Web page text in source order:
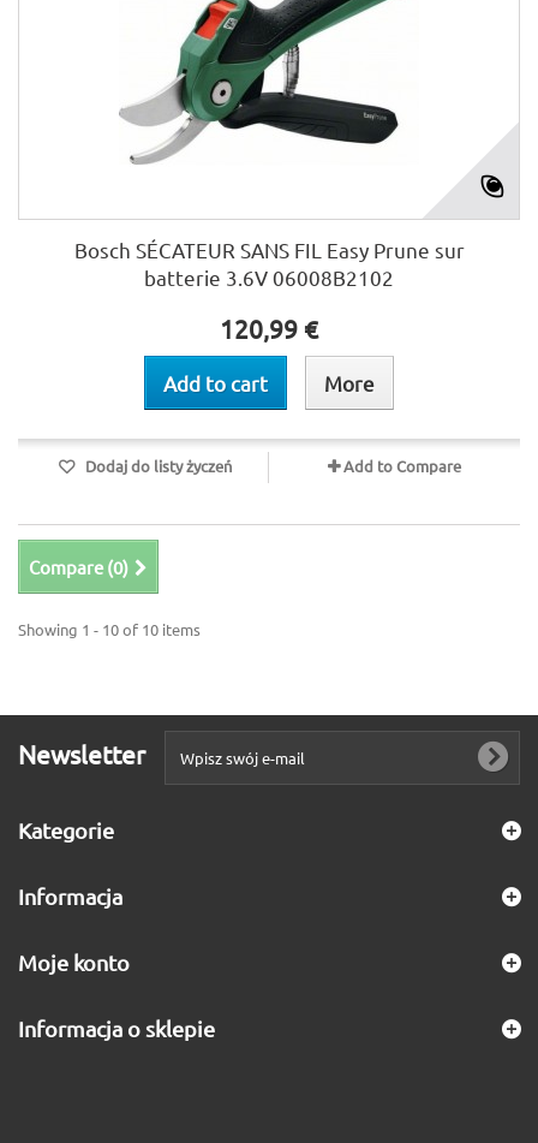
Bosch SÉCATEUR SANS FIL Easy Prune sur
batterie 3.6V 06008B2102
120,99 €
Add to cart More
Dodaj do listy życzeń Add to Compare
Compare (0)
Showing 1 - 10 of 10 items
Newsletter
Kategorie
Informacja
Moje konto
Informacja o sklepie